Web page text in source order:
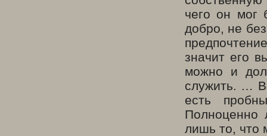
чего он мог
добро, не
значит его
можно и
служить. …
есть
Полноценно
лишь то, что